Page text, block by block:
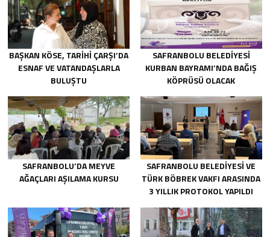
BAŞKAN KÖSE, TARİHİ ÇARŞI’DA
ESNAF VE VATANDAŞLARLA
BULUŞTU
SAFRANBOLU BELEDİYESİ
KURBAN BAYRAMI’NDA BAĞIŞ
KÖPRÜSÜ OLACAK
SAFRANBOLU’DA MEYVE
AĞAÇLARI AŞILAMA KURSU
SAFRANBOLU BELEDİYESİ VE
TÜRK BÖBREK VAKFI ARASINDA
3 YILLIK PROTOKOL YAPILDI